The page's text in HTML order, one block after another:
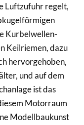
Luftzufuhr regelt,
Kurbelwellen-
Keilriemen, dazu
hervorgehoben,
und auf dem
ist das
Motorraum
Modellbaukunst